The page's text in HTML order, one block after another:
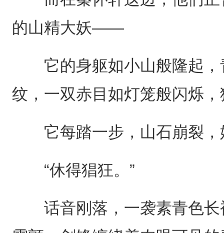
的山精大妖——
它的身躯如小山般隆起，
纹，一双赤目如灯笼般闪烁
它每踏一步，山石崩裂，
“休得猖狂。”
话音刚落，一袭素青色长